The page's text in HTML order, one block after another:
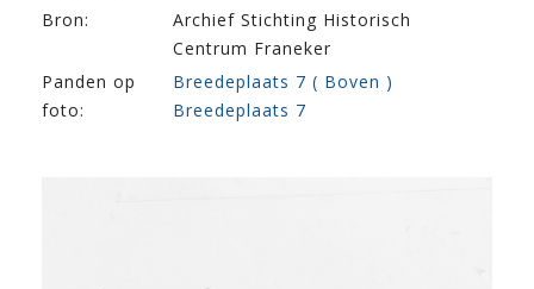
Bron:
Archief Stichting Historisch
Centrum Franeker
Panden op
foto:
Breedeplaats 7 ( Boven )
Breedeplaats 7